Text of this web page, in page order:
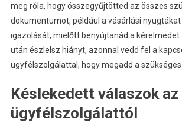
meg róla, hogy összegyűjtötted az összes
dokumentumot, például a vásárlási
igazolását, mielőtt benyújtanád a kérelmedet.
után észlelsz hiányt, azonnal vedd fel a
ügyfélszolgálattal, hogy megadd a
Késlekedett válaszok az
ügyfélszolgálattól